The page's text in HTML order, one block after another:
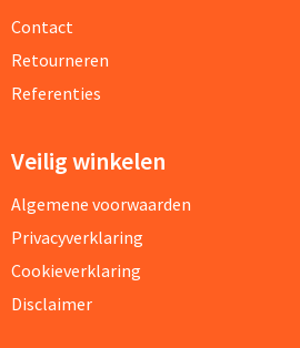
Contact
Retourneren
Referenties
Veilig winkelen
Algemene voorwaarden
Privacyverklaring
Cookieverklaring
Disclaimer